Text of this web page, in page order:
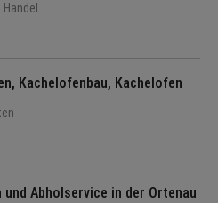
Kachelofenbau, Kachelofen
Abholservice in der Ortenau